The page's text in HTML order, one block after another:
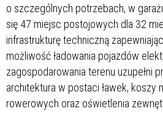
o szczególnych potrzebach, w
się 47 miejsc postojowych dla 32
infrastrukturę techniczną
możliwość ładowania pojazdów
zagospodarowania terenu uzupełni
architektura w postaci ławek, koszy
rowerowych oraz oświetlenia